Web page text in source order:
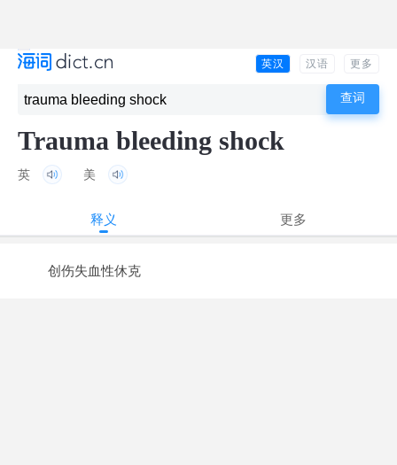
英汉 汉语 更多
Trauma bleeding shock
英 美
释义 更多
创伤失血性休克